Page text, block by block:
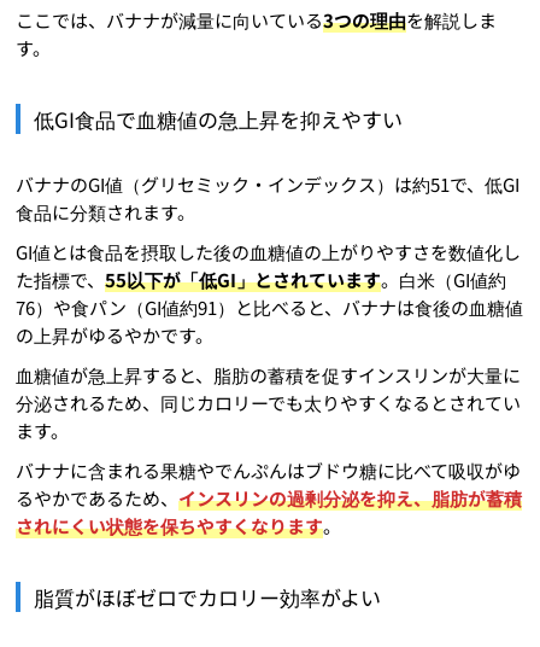
ここでは、バナナが減量に向いている3つの理由を解説しま
す。
低GI食品で血糖値の急上昇を抑えやすい
バナナのGI値（グリセミック・インデックス）は約51で、低GI
食品に分類されます。
GI値とは食品を摂取した後の血糖値の上がりやすさを数値化し
た指標で、55以下が「低GI」とされています。白米（GI値約
76）や食パン（GI値約91）と比べると、バナナは食後の血糖値
の上昇がゆるやかです。
血糖値が急上昇すると、脂肪の蓄積を促すインスリンが大量に
分泌されるため、同じカロリーでも太りやすくなるとされてい
ます。
バナナに含まれる果糖やでんぷんはブドウ糖に比べて吸収がゆ
るやかであるため、インスリンの過剰分泌を抑え、脂肪が蓄積
されにくい状態を保ちやすくなります。
脂質がほぼゼロでカロリー効率がよい